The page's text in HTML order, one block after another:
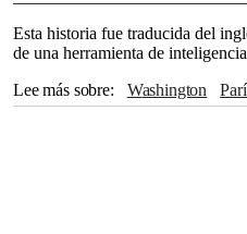
Esta historia fue traducida del
de una herramienta de
Lee más sobre
Washington